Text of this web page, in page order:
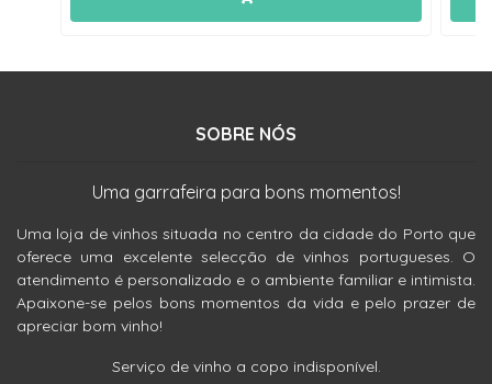
SOBRE NÓS
Uma garrafeira para bons momentos!
Uma loja de vinhos situada no centro da cidade do Porto que
oferece uma excelente selecção de vinhos portugueses. O
atendimento é personalizado e o ambiente familiar e intimista.
Apaixone-se pelos bons momentos da vida e pelo prazer de
apreciar bom vinho!
Serviço de vinho a copo indisponível.